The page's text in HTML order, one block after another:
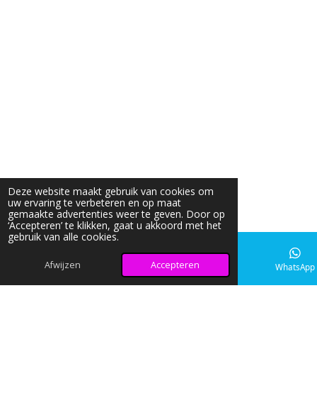
Deze website maakt gebruik van cookies om
uw ervaring te verbeteren en op maat
gemaakte advertenties weer te geven. Door op
‘Accepteren’ te klikken, gaat u akkoord met het
gebruik van alle cookies.
Afwijzen Accepteren
E-mailadres Instagram WhatsApp